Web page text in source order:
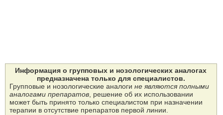
Информация о групповых и нозологических аналогах
предназначена только для специалистов.
Групповые и нозологические аналоги не являются полными
аналогами препаратов, решение об их использовании
может быть принято только специалистом при назначении
терапии в отсутствие препаратов первой линии.